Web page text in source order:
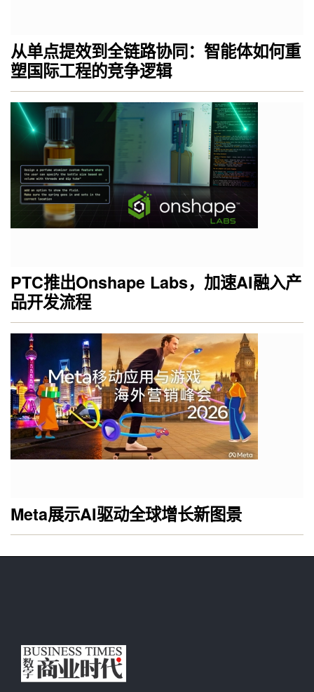
从单点提效到全链路协同：智能体如何重
塑国际工程的竞争逻辑
PTC推出Onshape Labs，加速AI融入产
品开发流程
Meta展示AI驱动全球增长新图景